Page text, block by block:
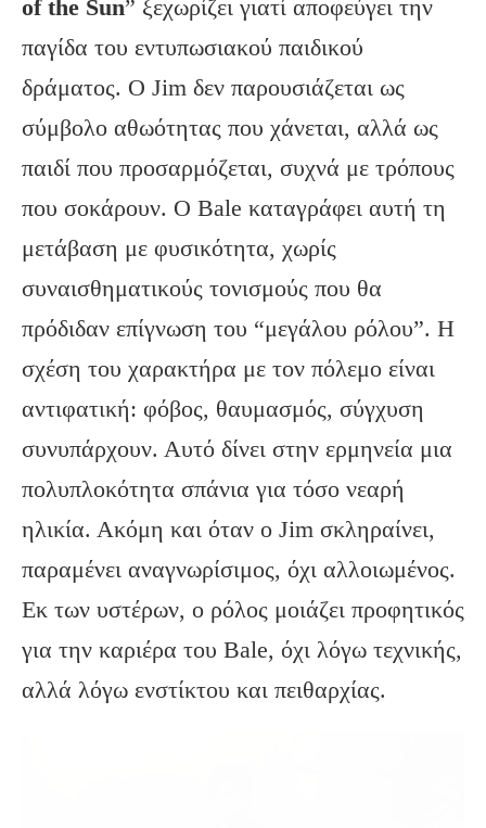
ofthe Sun” ξεχωρίζει γιατί αποφεύγει την
παγίδα του εντυπωσιακού παιδικού
δράματος. Ο Jim δεν παρουσιάζεται ως
σύμβολο αθωότητας που χάνεται, αλλά ως
παιδί που προσαρμόζεται, συχνά με τρόπους
που σοκάρουν. Ο Bale καταγράφει αυτή τη
μετάβαση με φυσικότητα, χωρίς
συναισθηματικούς τονισμούς που θα
πρόδιδαν επίγνωση του “μεγάλου ρόλου”. Η
σχέση του χαρακτήρα με τον πόλεμο είναι
αντιφατική: φόβος, θαυμασμός, σύγχυση
συνυπάρχουν. Αυτό δίνει στην ερμηνεία μια
πολυπλοκότητα σπάνια για τόσο νεαρή
ηλικία. Ακόμη και όταν ο Jim σκληραίνει,
παραμένει αναγνωρίσιμος, όχι αλλοιωμένος.
Εκ των υστέρων, ο ρόλος μοιάζει προφητικός
για την καριέρα του Bale, όχι λόγω τεχνικής,
αλλά λόγω ενστίκτου και πειθαρχίας.